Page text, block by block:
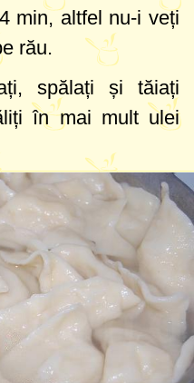
min, altfel nu-i veți
rău.
spălați și tăiați
în mai mult ulei